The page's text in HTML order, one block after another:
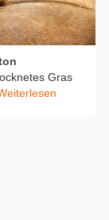
Gras